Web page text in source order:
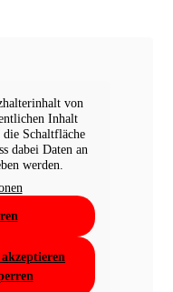
von
Inhalt
Schaltfläche
dabei Daten an
werden.